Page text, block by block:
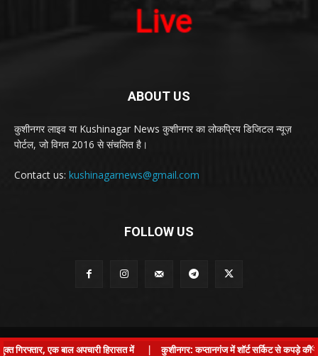
ABOUT US
कुशीनगर लाइव या Kushinagar News कुशीनगर का लोकप्रिय डिजिटल न्यूज़
पोर्टल, जो विगत 2016 से संचलित है।
Contact us: kushinagarnews@gmail.com
FOLLOW US
© Kushinagar Live - 2022 ×
एक बाल अपचारी हिरासत में | कुशीनगर: कप्तानगंज में शॉर्ट सर्किट से कपड़े की